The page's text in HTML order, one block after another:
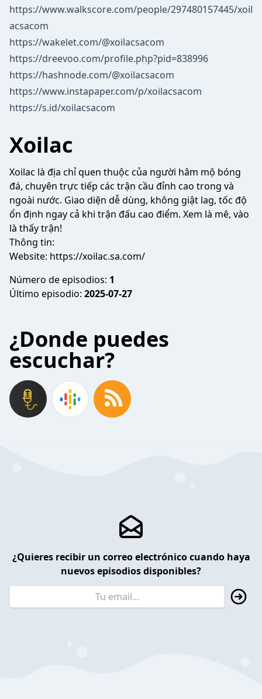
https://www.walkscore.com/people/297480157445/xoil
acsacom
https://wakelet.com/@xoilacsacom
https://dreevoo.com/profile.php?pid=838996
https://hashnode.com/@xoilacsacom
https://www.instapaper.com/p/xoilacsacom
https://s.id/xoilacsacom
Xoilac
Xoilac là địa chỉ quen thuộc của người hâm mộ bóng
đá, chuyên trực tiếp các trận cầu đỉnh cao trong và
ngoài nước. Giao diện dễ dùng, không giật lag, tốc độ
ổn định ngay cả khi trận đấu cao điểm. Xem là mê, vào
là thấy trận!
Thông tin:
Website: https://xoilac.sa.com/
Número de episodios: 1
Último episodio: 2025-07-27
¿Donde puedes
escuchar?
¿Quieres recibir un correo electrónico cuando haya
nuevos episodios disponibles?